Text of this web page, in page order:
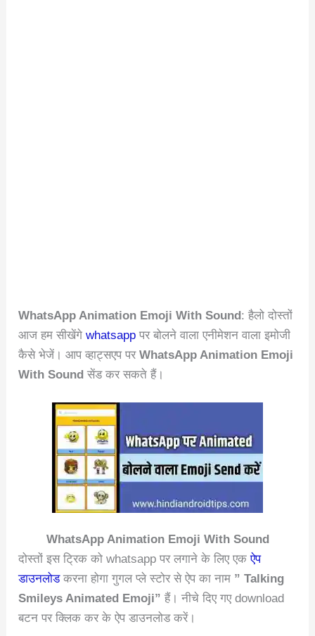
WhatsApp Animation Emoji With Sound: हैलो दोस्तों
आज हम सीखेंगेwhatsapp पर बोलने वाला एनीमेशन वाला इमोजी
कैसे भेजें। आप व्हाट्सएप परWhatsApp Animation Emoji
With Sound सेंड कर सकते हैं।
WhatsApp Animation Emoji With Sound
दोस्तों इस ट्रिक को whatsapp पर लगाने के लिए एक ऐप
डाउनलोडकरना होगा गुगल प्ले स्टोर से ऐप का नाम ” Talking
Smileys Animated Emoji” हैं। नीचे दिए गए download
बटन पर क्लिक कर के ऐप डाउनलोड करें।